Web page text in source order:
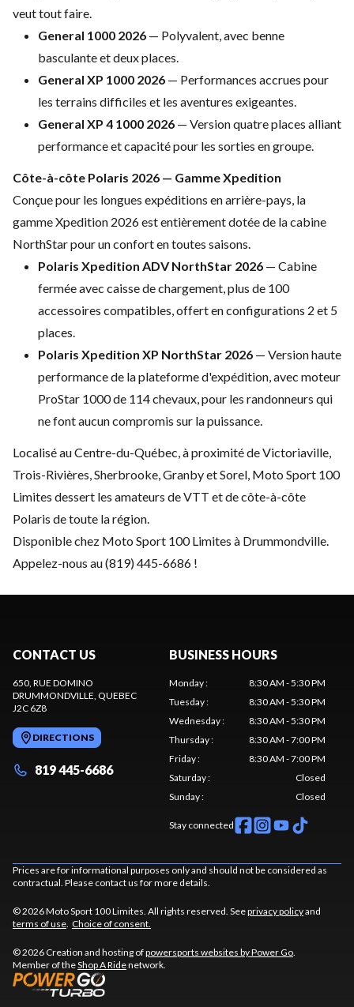
veut toutfaire.
General 1000 2026 — Polyvalent, avec benne
basculante etdeux places.
General XP 1000 2026 — Performances accrues pour
les terrains difficiles et les aventures exigeantes.
General XP 4 1000 2026 — Version quatre places alliant
performance et capacité pour les sorties en groupe.
Côte-à-côte Polaris 2026 — Gamme Xpedition
Conçuepour les longues expéditions enarrière-pays, la
gamme Xpedition 2026est entièrement dotée de la cabine
NorthStar pour un confort en toutes saisons.
Polaris Xpedition ADV NorthStar 2026 — Cabine
fermée avec caisse dechargement, plus de 100
accessoires compatibles, offert en configurations 2 et 5
places.
Polaris Xpedition XP NorthStar 2026 — Version haute
performance de laplateforme d'expédition, avec moteur
ProStar 1000 de 114 chevaux, pour les randonneurs qui
ne font aucun compromis sur la puissance.
Localisé auCentre-du-Québec, à proximité deVictoriaville,
Trois-Rivières,Sherbrooke, Granby et Sorel, Moto Sport 100
Limites dessert les amateurs de VTT et de côte-à-côte
Polaris de toute larégion.
Disponible chez Moto Sport 100 Limites à Drummondville.
Appelez-nous au (819) 445-6686 !
CONTACT US
650, RUE DOMINO
DRUMMONDVILLE, QUEBEC
J2C 6Z8
DIRECTIONS
819 445-6686
BUSINESS HOURS
Monday:
8:30 AM - 5:30 PM
Tuesday:
8:30 AM - 5:30 PM
Wednesday:
8:30 AM - 5:30 PM
Thursday:
8:30 AM - 7:00 PM
Friday:
8:30 AM - 7:00 PM
Saturday:
Closed
Sunday: Closed
Stay connected
Prices are for informational purposes only and should not be considered as
contractual. Please contact us for more details.
© 2026 Moto Sport 100 Limites. All rights reserved. Seeprivacy policyand
terms of use. Choice of consent.
© 2026 Creation and hosting ofpowersports websites by Power Go.
Member of theShop A Ridenetwork.